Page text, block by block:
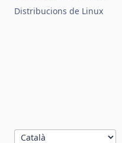
Distribucions de Linux